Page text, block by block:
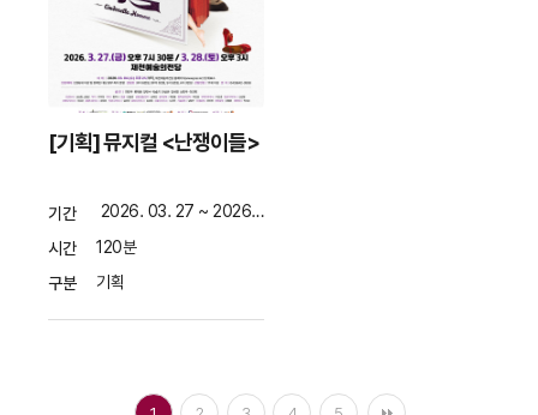
[기획] 뮤지컬 <난쟁이들>
기간
2026. 03. 27 ~ 2026. 03. 28
시간
120분
구분
기획